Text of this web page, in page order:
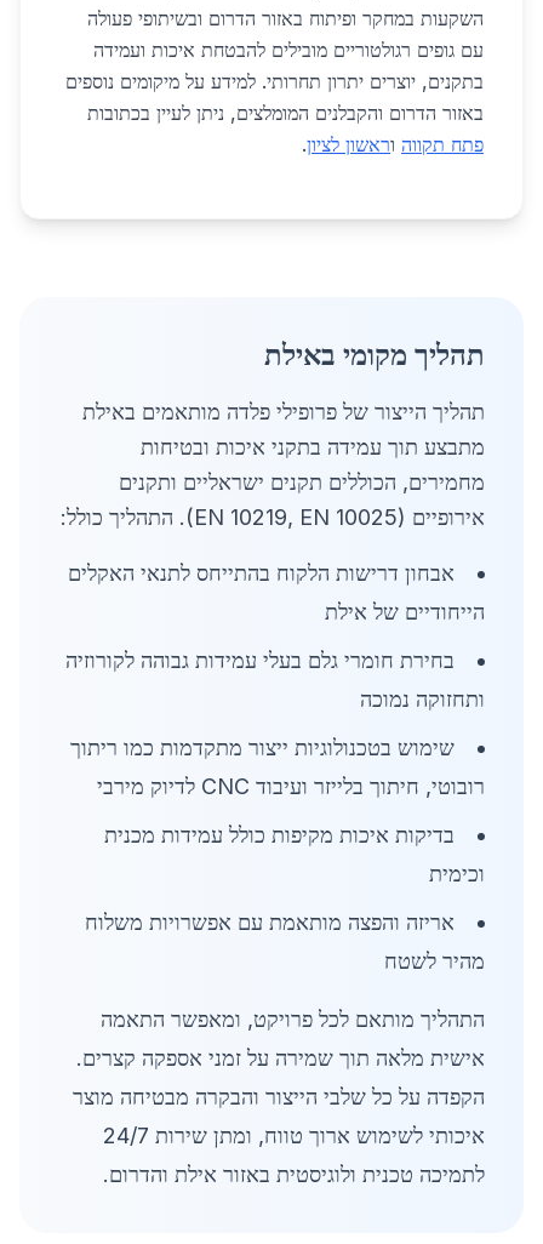
השקעות במחקר ופיתוח באזור הדרום ובשיתופי פעולה
עם גופים רגולטוריים מובילים להבטחת איכות ועמידה
בתקנים, יוצרים יתרון תחרותי. למידע על מיקומים נוספים
באזור הדרום והקבלנים המומלצים, ניתן לעיין בכתובות
פתח תקווה וראשון לציון.
תהליך מקומי באילת
תהליך הייצור של פרופילי פלדה מותאמים באילת
מתבצע תוך עמידה בתקני איכות ובטיחות
מחמירים, הכוללים תקנים ישראליים ותקנים
אירופיים (EN 10219, EN 10025). התהליך כולל:
אבחון דרישות הלקוח בהתייחס לתנאי האקלים
הייחודיים של אילת
בחירת חומרי גלם בעלי עמידות גבוהה לקורוזיה
ותחזוקה נמוכה
שימוש בטכנולוגיות ייצור מתקדמות כמו ריתוך
רובוטי, חיתוך בלייזר ועיבוד CNC לדיוק מירבי
בדיקות איכות מקיפות כולל עמידות מכנית
וכימית
אריזה והפצה מותאמת עם אפשרויות משלוח
מהיר לשטח
התהליך מותאם לכל פרויקט, ומאפשר התאמה
אישית מלאה תוך שמירה על זמני אספקה קצרים.
הקפדה על כל שלבי הייצור והבקרה מבטיחה מוצר
איכותי לשימוש ארוך טווח, ומתן שירות 24/7
לתמיכה טכנית ולוגיסטית באזור אילת והדרום.